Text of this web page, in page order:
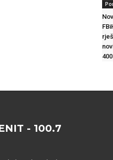
- 100.7